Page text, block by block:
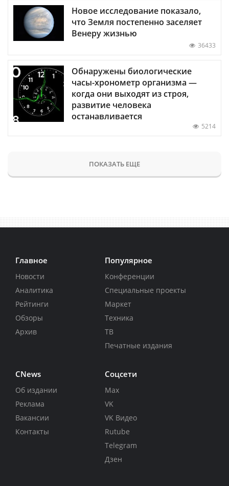
Новое исследование показало,
что Земля постепенно заселяет
Венеру жизнью
36433
Обнаружены биологические
часы-хронометр организма —
когда они выходят из строя,
развитие человека
останавливается
5214
ПОКАЗАТЬ ЕЩЕ
Главное
Новости
Аналитика
Рейтинги
Обзоры
Архив
Популярное
Конференции
Специальные проекты
Маркет
Техника
ТВ
Печатные издания
CNews
Об издании
Реклама
Вакансии
Контакты
Соцсети
Max
VK
VK Видео
Rutube
Telegram
Дзен